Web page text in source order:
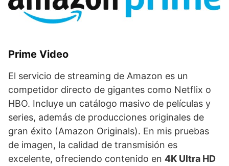
Prime Video
El servicio de streaming de Amazon es un
competidor directo de gigantes como Netflix o
HBO. Incluye un catálogo masivo de películas y
series, además de producciones originales de
gran éxito (Amazon Originals). En mis pruebas
de imagen, la calidad de transmisión es
excelente, ofreciendo contenido en 4K Ultra HD